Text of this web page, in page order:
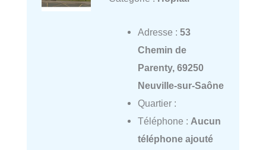
Adresse : 53
Chemin de
Parenty, 69250
Neuville-sur-Saône
Quartier :
Téléphone : Aucun
téléphone ajouté